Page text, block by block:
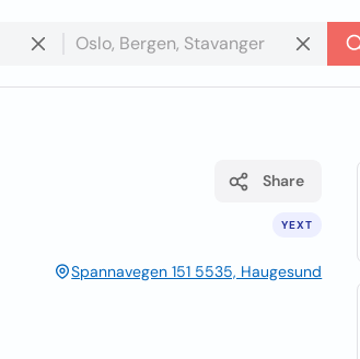
YEXT
Share
Spannavegen 151 5535, Haugesund